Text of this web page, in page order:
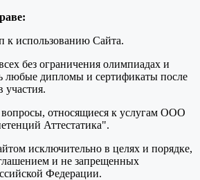
к использованию Сайта.
без ограничения олимпиадах и
любые дипломы и сертификаты после
участия.
относящиеся к услугам ООО
Аттестатика".
исключительно в целях и порядке,
и не запрещенных
Федерации.